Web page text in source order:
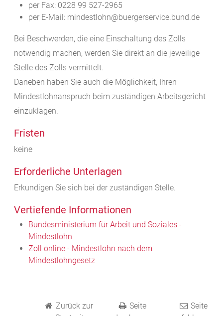
per Fax: 0228 99 527-2965
per E-Mail: mindestlohn@buergerservice.bund.de
Bei Beschwerden, die eine Einschaltung des Zolls
notwendig machen, werden Sie direkt an die jeweilige
Stelle des Zolls vermittelt.
Daneben haben Sie auch die Möglichkeit, Ihren
Mindestlohnanspruch beim zuständigen Arbeitsgericht
einzuklagen.
Fristen
keine
Erforderliche Unterlagen
Erkundigen Sie sich bei der zuständigen Stelle.
Vertiefende Informationen
Bundesministerium für Arbeit und Soziales -
Mindestlohn
Zoll online - Mindestlohn nach dem
Mindestlohngesetz
Zurück zur
Seite
Seite